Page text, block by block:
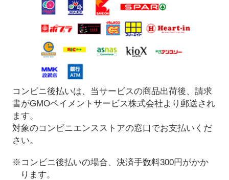
コンビニ後払いは、当サービスの商品出荷後、請求
書がGMOペイメントサービス株式会社より郵送され
ます。
対象のコンビニエンスストアの窓口でお支払いくだ
さい。
※コンビニ後払いの場合、決済手数料300円がかか
ります。